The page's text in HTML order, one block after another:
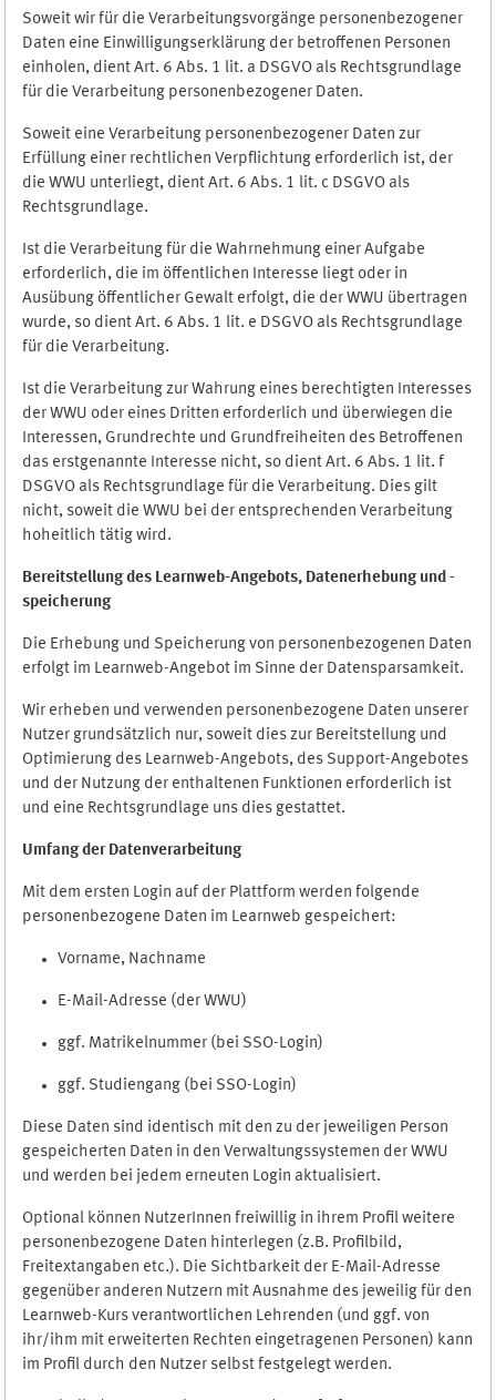
Soweit wir für die Verarbeitungsvorgänge personenbezogener
Daten eine Einwilligungserklärung der betroffenen Personen
einholen, dient Art. 6 Abs. 1 lit. a DSGVO als Rechtsgrundlage
für die Verarbeitung personenbezogener Daten.
Soweit eine Verarbeitung personenbezogener Daten zur
Erfüllung einer rechtlichen Verpflichtung erforderlich ist, der
die WWU unterliegt, dient Art. 6 Abs. 1 lit. c DSGVO als
Rechtsgrundlage.
Ist die Verarbeitung für die Wahrnehmung einer Aufgabe
erforderlich, die im öffentlichen Interesse liegt oder in
Ausübung öffentlicher Gewalt erfolgt, die der WWU übertragen
wurde, so dient Art. 6 Abs. 1 lit. e DSGVO als Rechtsgrundlage
für die Verarbeitung.
Ist die Verarbeitung zur Wahrung eines berechtigten Interesses
der WWU oder eines Dritten erforderlich und überwiegen die
Interessen, Grundrechte und Grundfreiheiten des Betroffenen
das erstgenannte Interesse nicht, so dient Art. 6 Abs. 1 lit. f
DSGVO als Rechtsgrundlage für die Verarbeitung. Dies gilt
nicht, soweit die WWU bei der entsprechenden Verarbeitung
hoheitlich tätig wird.
Bereitstellung des Learnweb-Angebots, Datenerhebung und -
speicherung
Die Erhebung und Speicherung von personenbezogenen Daten
erfolgt im Learnweb-Angebot im Sinne der Datensparsamkeit.
Wir erheben und verwenden personenbezogene Daten unserer
Nutzer grundsätzlich nur, soweit dies zur Bereitstellung und
Optimierung des Learnweb-Angebots, des Support-Angebotes
und der Nutzung der enthaltenen Funktionen erforderlich ist
und eine Rechtsgrundlage uns dies gestattet.
Umfang der Datenverarbeitung
Mit dem ersten Login auf der Plattform werden folgende
personenbezogene Daten im Learnweb gespeichert:
Vorname, Nachname
E-Mail-Adresse (der WWU)
ggf. Matrikelnummer (bei SSO-Login)
ggf. Studiengang (bei SSO-Login)
Diese Daten sind identisch mit den zu der jeweiligen Person
gespeicherten Daten in den Verwaltungssystemen der WWU
und werden bei jedem erneuten Login aktualisiert.
Optional können NutzerInnen freiwillig in ihrem Profil weitere
personenbezogene Daten hinterlegen (z.B. Profilbild,
Freitextangaben etc.). Die Sichtbarkeit der E-Mail-Adresse
gegenüber anderen Nutzern mit Ausnahme des jeweilig für den
Learnweb-Kurs verantwortlichen Lehrenden (und ggf. von
ihr/ihm mit erweiterten Rechten eingetragenen Personen) kann
im Profil durch den Nutzer selbst festgelegt werden.